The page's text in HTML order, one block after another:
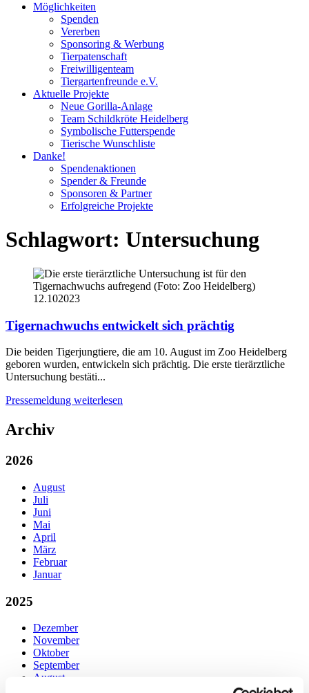
Möglichkeiten
Spenden
Vererben
Sponsoring & Werbung
Tierpatenschaft
Freiwilligenteam
Tiergartenfreunde e.V.
Aktuelle Projekte
Neue Gorilla-Anlage
Team Schildkröte Heidelberg
Symbolische Futterspende
Tierische Wunschliste
Danke!
Spendenaktionen
Spender & Freunde
Sponsoren & Partner
Erfolgreiche Projekte
Schlagwort: Untersuchung
12.102023
Tigernachwuchs entwickelt sich prächtig
Die beiden Tigerjungtiere, die am 10. August im Zoo Heidelberg
geboren wurden, entwickeln sich prächtig. Die erste tierärztliche
Untersuchung bestäti...
Pressemeldung weiterlesen
Archiv
2026
August
Juli
Juni
Mai
April
März
Februar
Januar
2025
Dezember
November
Oktober
September
August